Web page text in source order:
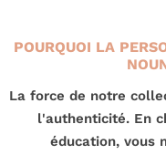
POURQUOI LA
La force de notre
l'authenticité. En
éducation, vous